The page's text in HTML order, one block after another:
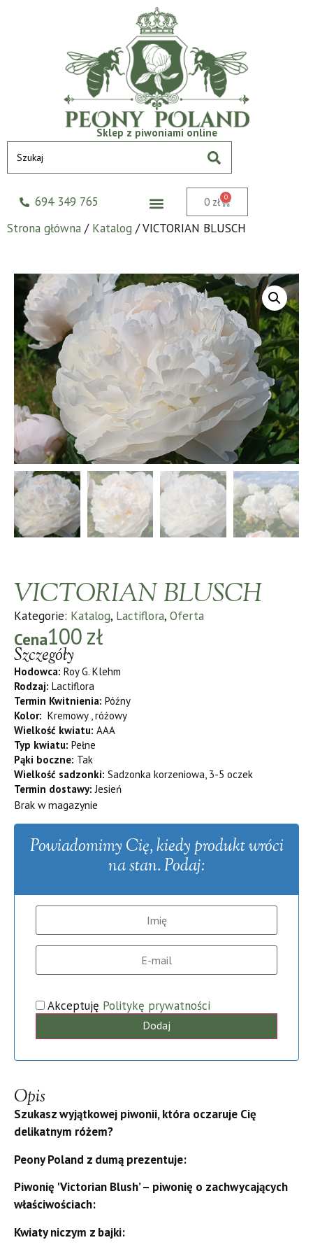
Sklep z piwoniami online
694 349 765 0 zł 0
Strona główna / Katalog / VICTORIAN BLUSCH
VICTORIAN BLUSCH
Kategorie: Katalog, Lactiflora, Oferta
Cena100zł
Szczegóły
Hodowca: Roy G. Klehm
Rodzaj: Lactiflora
Termin Kwitnienia: Późny
Kolor: Kremowy , różowy
Wielkość kwiatu: AAA
Typ kwiatu: Pełne
Pąki boczne: Tak
Wielkość sadzonki: Sadzonka korzeniowa, 3-5 oczek
Termin dostawy: Jesień
Brak w magazynie
Powiadomimy Cię, kiedy produkt wróci
na stan. Podaj:
Akceptuję Politykę prywatności
Dodaj
Opis
Szukasz wyjątkowej piwonii, która oczaruje Cię
delikatnym różem?
Peony Poland z dumą prezentuje:
Piwonię 'Victorian Blush’ – piwonię o zachwycających
właściwościach:
Kwiaty niczym z bajki: